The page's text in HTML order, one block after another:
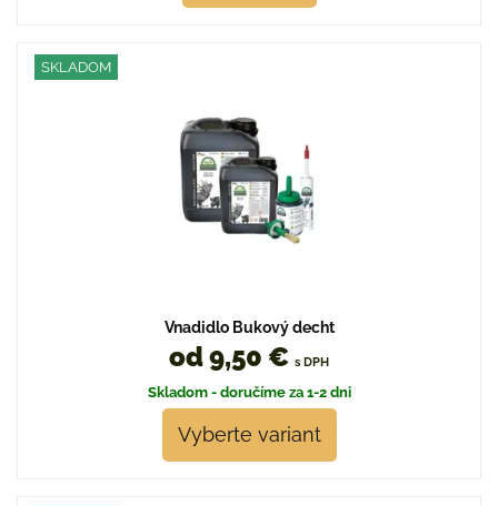
SKLADOM
Vnadidlo Bukový decht
od 9,50 € s DPH
Skladom - doručíme za 1-2 dni
Vyberte variant